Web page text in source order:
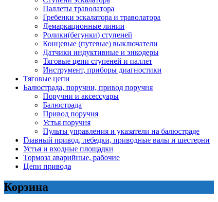
Паллеты траволатора
Гребенки эскалатора и траволатора
Демаркационные линии
Ролики(бегунки) ступеней
Концевые (путевые) выключатели
Датчики индуктивные и энкодеры
Тяговые цепи ступеней и паллет
Инструмент, приборы диагностики
Тяговые цепи
Балюстрада, поручни, привод поручня
Поручни и аксессуары
Балюстрада
Привод поручня
Устья поручня
Пульты управления и указатели на балюстраде
Главный привод, лебедки, приводные валы и шестерни
Устья и входные площадки
Тормоза аварийные, рабочие
Цепи привода
Корзина